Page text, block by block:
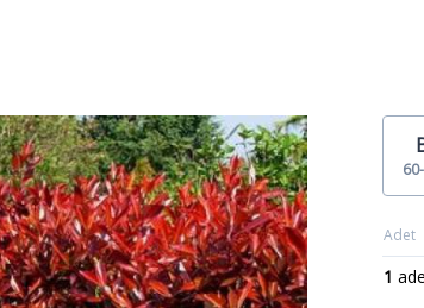
Adet
1